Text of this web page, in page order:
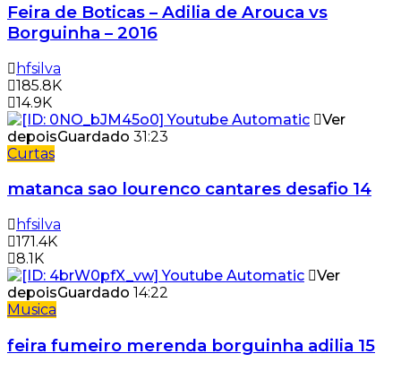
Feira de Boticas – Adilia de Arouca vs
Borguinha – 2016
hfsilva
185.8K
14.9K
Ver
depoisGuardado 31:23
Curtas
matanca sao lourenco cantares desafio 14
hfsilva
171.4K
8.1K
Ver
depoisGuardado 14:22
Musica
feira fumeiro merenda borguinha adilia 15